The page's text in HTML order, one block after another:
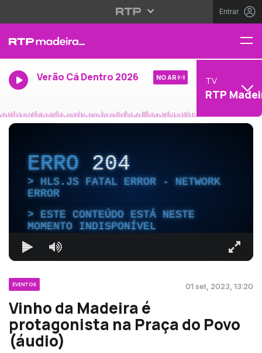
Entrar
Verão Cá Dentro 2026 NO AR TV
RTP
ERRO204
HLS.JS FATAL ERROR - NETWORK
ERROR
ESTE CONTEÚDO ESTÁ NESTE
MOMENTO INDISPONÍVEL
EVENTOS 01 set, 2023, 13:20
Vinho da Madeira é
protagonista na Praça do Povo
(áudio)